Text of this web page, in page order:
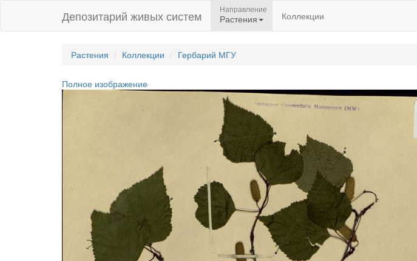
Депозитарий живых систем Направление
Растения Коллекции
Растения Коллекции Гербарий МГУ
Полное изображение